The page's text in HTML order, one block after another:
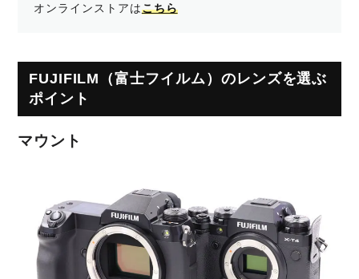
オンラインストアはこちら
FUJIFILM（富士フイルム）のレンズを選ぶ
ポイント
マウント